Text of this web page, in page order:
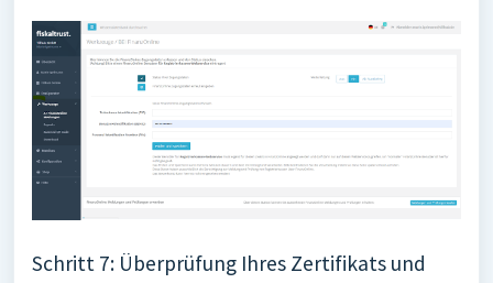
Schritt 7: Überprüfung Ihres Zertifikats und